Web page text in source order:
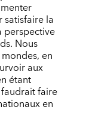
la
perspective
Nous
en
aux
étant
faire
en